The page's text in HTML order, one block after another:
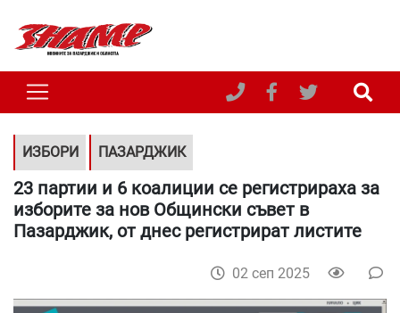
ИЗБОРИ ПАЗАРДЖИК
23 партии и 6 коалиции се регистрираха за
изборите за нов Общински съвет в
Пазарджик, от днес регистрират листите
02 сеп 2025